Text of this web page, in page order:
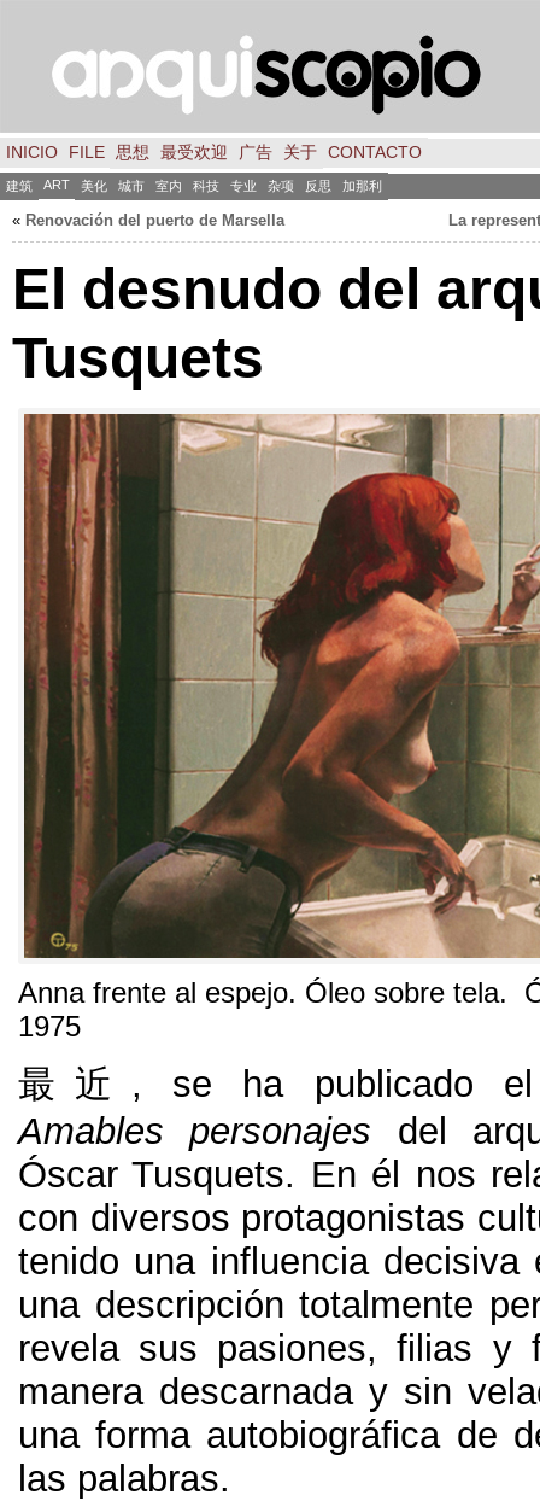
INICIO FILE 思想 最受欢迎 广告 关于 CONTACTO
建筑 ART 美化 城市 室内 科技 专业 杂项 反思 加那利
« Renovación del puerto de Marsella La
El desnudo del
Tusquets
Anna frente al espejo. Óleo sobre tela.
1975
最近, se ha publicado
Amables personajes
del
Óscar Tusquets. En él nos
con diversos protagonistas
tenido una influencia decisiva
una descripción totalmente
revela sus pasiones,filias y
manera descarnada y sin
una forma autobiográfica de
las palabras.